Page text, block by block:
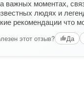
важных моментах,
людях и
рекомендации что
этот отзыв? Да